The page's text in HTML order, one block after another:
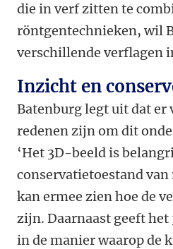
die in verf zitten te
röntgentechnieken, wil
verschillende verflagen
Inzicht en
Batenburg legt uit dat er
redenen zijn om dit
‘Het 3D-beeld is
conservatietoestand van
kan ermee zien hoe de
zijn. Daarnaast geeft
in de manier waarop de